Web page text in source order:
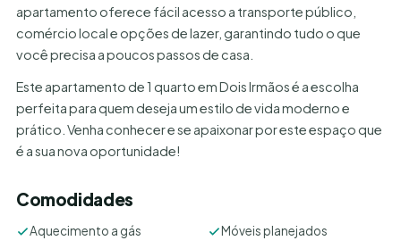
apartamento oferece fácil acesso a transporte público,
comércio local e opções de lazer, garantindo tudo o que
você precisa a poucos passos de casa.
Este apartamento de 1 quarto em Dois Irmãos é a escolha
perfeita para quem deseja um estilo de vida moderno e
prático. Venha conhecer e se apaixonar por este espaço que
é a sua nova oportunidade!
Comodidades
Aquecimento a gás
Móveis planejados